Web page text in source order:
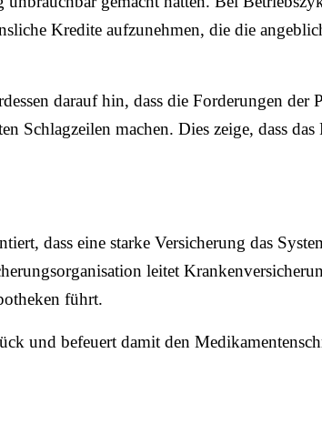
Kredite aufzunehmen, die die
darauf hin, dass die Forderungen der
Schlagzeilen machen. Dies zeige, dass
dass eine starke Versicherung das
leitet
führt.
und befeuert damit den